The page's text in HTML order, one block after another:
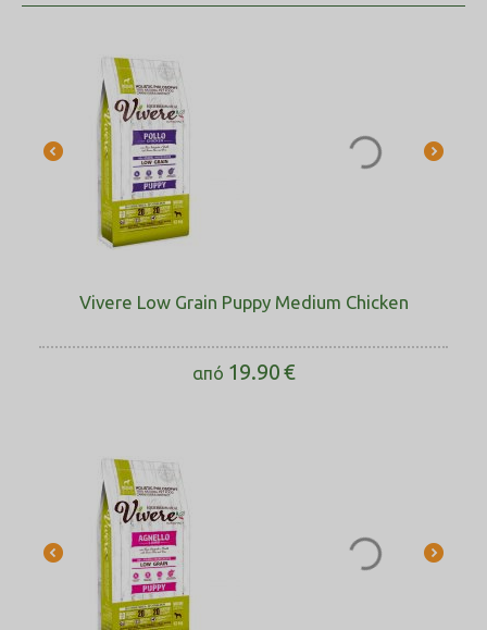
Vivere Low Grain Puppy Medium Chicken
από 19.90€